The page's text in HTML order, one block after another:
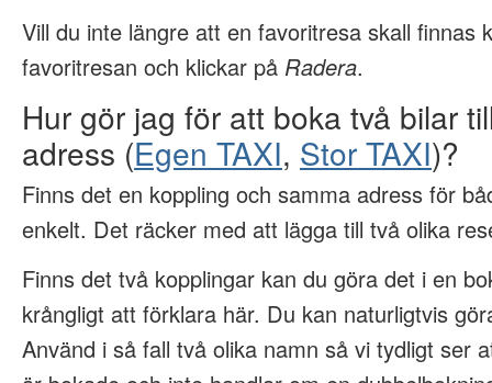
Vill du inte längre att en favoritresa skall finnas
favoritresan och klickar på Radera.
Hur gör jag för att boka två bilar
adress (Egen TAXI, Stor TAXI)?
Finns det en koppling och samma adress för
enkelt. Det räcker med att lägga till två olika
Finns det två kopplingar kan du göra det i en
krångligt att förklara här. Du kan naturligtvis
Använd i så fall två olika namn så vi tydligt ser